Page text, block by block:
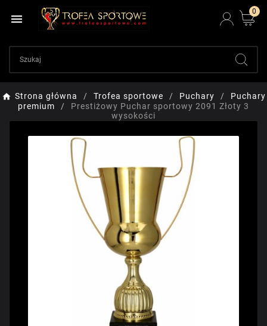

0
Strona główna Trofea sportowe Puchary
Puchary
premium
Prestiżowy Puchar sportowy 2091 Złoty 3
wysokości